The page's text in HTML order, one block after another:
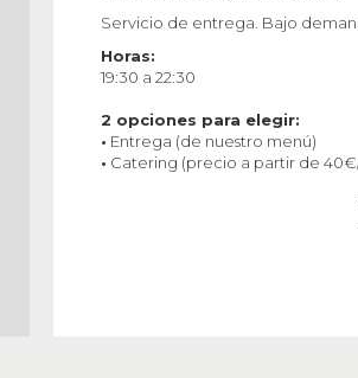
Servicio de entrega. Bajo
Horas:
19:30 a 22:30
2 opciones para elegir:
• Entrega (de nuestro menú)
• Catering (precio a partir de